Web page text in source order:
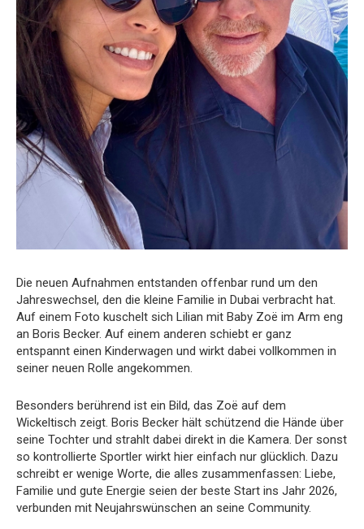
Die neuen Aufnahmen entstanden offenbar rund um den
Jahreswechsel, den die kleine Familie in Dubai verbracht hat.
Auf einem Foto kuschelt sich Lilian mit Baby Zoë im Arm eng
an Boris Becker. Auf einem anderen schiebt er ganz
entspannt einen Kinderwagen und wirkt dabei vollkommen in
seiner neuen Rolle angekommen.
Besonders berührend ist ein Bild, das Zoë auf dem
Wickeltisch zeigt. Boris Becker hält schützend die Hände über
seine Tochter und strahlt dabei direkt in die Kamera. Der sonst
so kontrollierte Sportler wirkt hier einfach nur glücklich. Dazu
schreibt er wenige Worte, die alles zusammenfassen: Liebe,
Familie und gute Energie seien der beste Start ins Jahr 2026,
verbunden mit Neujahrswünschen an seine Community.